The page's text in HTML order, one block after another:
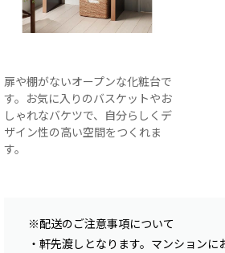
扉や棚がないオープンな化粧台で
す。お気に入りのバスケットやお
しゃれなバケツで、自分らしくデ
ザイン性の高い空間をつくれま
す。
※配送のご注意事項について
・軒先渡しとなります。マンションに